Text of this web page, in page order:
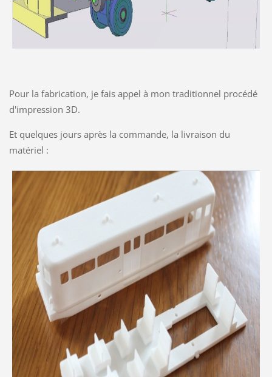
Pour la fabrication, je fais appel à mon traditionnel procédé
d'impression 3D.
Et quelques jours après la commande, la livraison du
matériel :